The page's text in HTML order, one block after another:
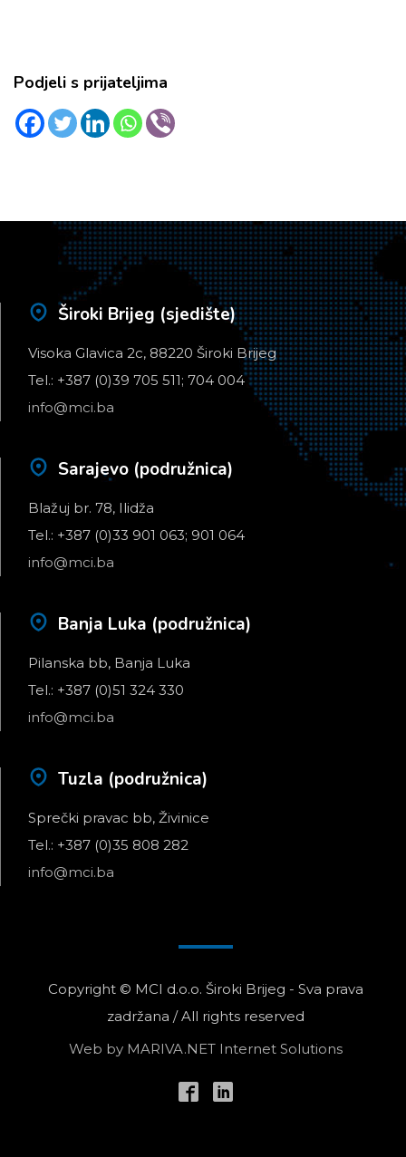
Podjeli s prijateljima
Široki Brijeg (sjedište)
Visoka Glavica 2c, 88220 Široki Brijeg
Tel.: +387 (0)39 705 511; 704 004
info@mci.ba
Sarajevo (podružnica)
Blažuj br. 78, Ilidža
Tel.: +387 (0)33 901 063; 901 064
info@mci.ba
Banja Luka (podružnica)
Pilanska bb, Banja Luka
Tel.: +387 (0)51 324 330
info@mci.ba
Tuzla (podružnica)
Sprečki pravac bb, Živinice
Tel.: +387 (0)35 808 282
info@mci.ba
Copyright © MCI d.o.o. Široki Brijeg - Sva prava
zadržana / All rights reserved
Web by MARIVA.NET Internet Solutions